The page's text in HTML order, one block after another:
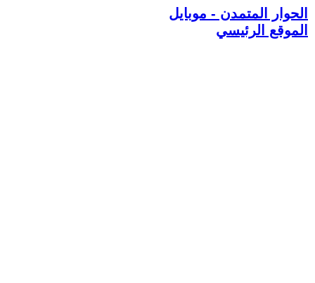
الحوار المتمدن - موبايل
الموقع الرئيسي